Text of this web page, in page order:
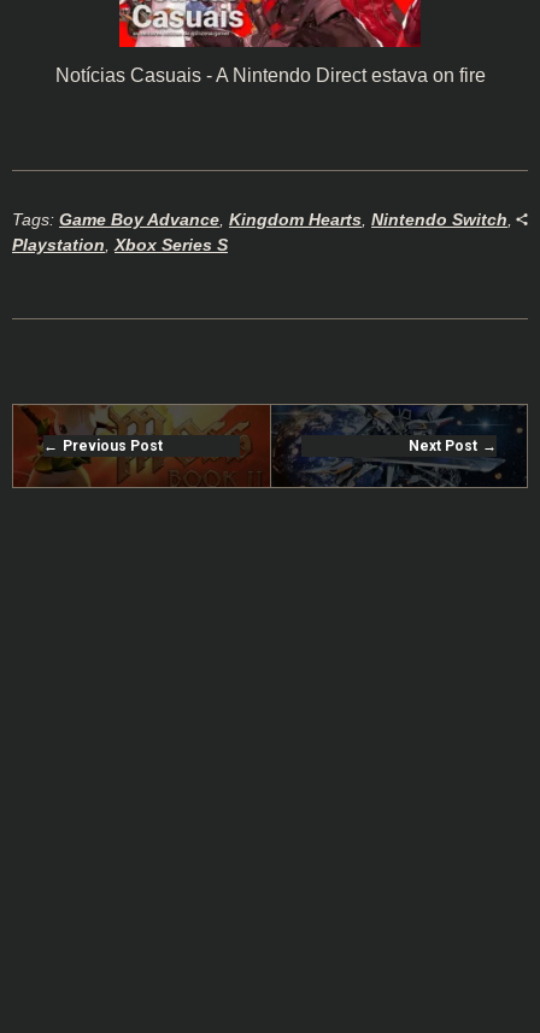
Notícias Casuais - A Nintendo Direct estava on fire
Tags: Game Boy Advance Kingdom Hearts Nintendo Switch
Playstation Xbox Series S
Previous Post Next Post